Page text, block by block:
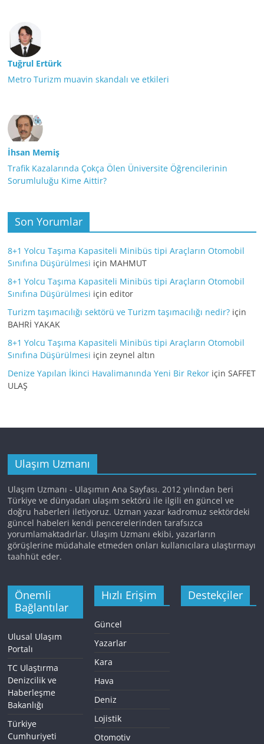
Tuğrul Ertürk
Metro Turizm muavin skandalı ve etkileri
İhsan Memiş
Trafik Kazalarında Çokça Ölen Üniversite Öğrencilerinin
Sorumluluğu Kime Aittir?
Son Yorumlar
8+1 Yolcu Taşıma Kapasiteli Minibüs tipi Araçların Otomobil
Sınıfına Düşürülmesi için MAHMUT
8+1 Yolcu Taşıma Kapasiteli Minibüs tipi Araçların Otomobil
Sınıfına Düşürülmesi içineditor
Turizm taşımacılığı sektörü ve Turizm taşımacılığı nedir? için
BAHRİ YAKAK
8+1 Yolcu Taşıma Kapasiteli Minibüs tipi Araçların Otomobil
Sınıfına Düşürülmesi içinzeynel altın
Denize Yapılan İkinci Havalimanında Yeni Bir Rekor içinSAFFET
ULAŞ
Ulaşım Uzmanı
Ulaşım Uzmanı - Ulaşımın Ana Sayfası. 2012 yılından beri
Türkiye ve dünyadan ulaşım sektörü ile ilgili en güncel ve
doğru haberleri iletiyoruz. Uzman yazar kadromuz sektördeki
güncel habeleri kendi pencerelerinden tarafsızca
yorumlamaktadırlar. Ulaşım Uzmanı ekibi, yazarların
görüşlerine müdahale etmeden onları kullanıcılara ulaştırmayı
taahhüt eder.
Önemli
Bağlantılar
Ulusal Ulaşım
Portalı
TC Ulaştırma
Denizcilik ve
Haberleşme
Bakanlığı
Türkiye
Cumhuriyeti
Hızlı Erişim
Güncel
Yazarlar
Kara
Hava
Deniz
Lojistik
Otomotiv
Destekçiler